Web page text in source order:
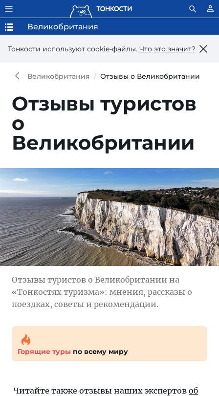
Тонкости используют сookie-файлы. Что это значит?
Великобритания
Великобритания Отзывы о Великобритании
Отзывы туристов
о
Великобритании
Отзывы туристов о Великобритании на
«Тонкостях туризма»: мнения, рассказы о
поездках, советы и рекомендации.
Горящие туры по всему миру
Читайте также отзывы наших экспертов об